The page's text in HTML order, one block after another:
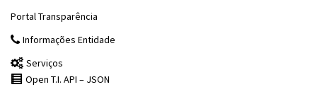
Portal Transparência
Informações Entidade
Serviços
Open T.I. API – JSON